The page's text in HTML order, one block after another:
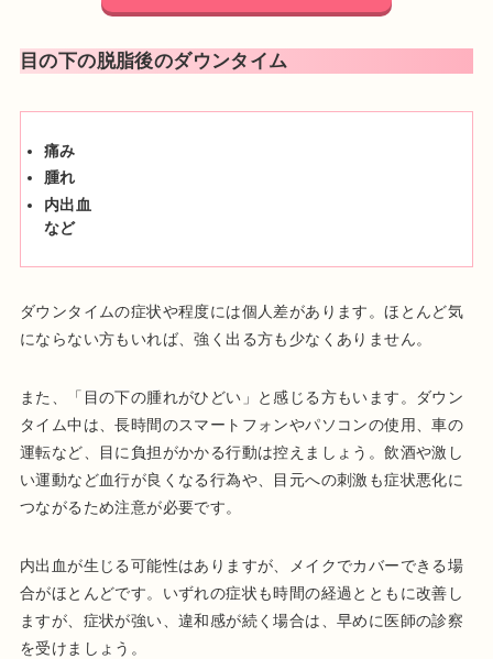
目の下の脱脂後のダウンタイム
痛み
腫れ
内出血
など
ダウンタイムの症状や程度には個人差があります。ほとんど気
にならない方もいれば、強く出る方も少なくありません。
また、「目の下の腫れがひどい」と感じる方もいます。ダウン
タイム中は、長時間のスマートフォンやパソコンの使用、車の
運転など、目に負担がかかる行動は控えましょう。飲酒や激し
い運動など血行が良くなる行為や、目元への刺激も症状悪化に
つながるため注意が必要です。
内出血が生じる可能性はありますが、メイクでカバーできる場
合がほとんどです。いずれの症状も時間の経過とともに改善し
ますが、症状が強い、違和感が続く場合は、早めに医師の診察
を受けましょう。